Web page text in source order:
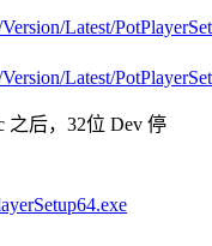
Latest/
Latest/
之后，32位 Dev 停